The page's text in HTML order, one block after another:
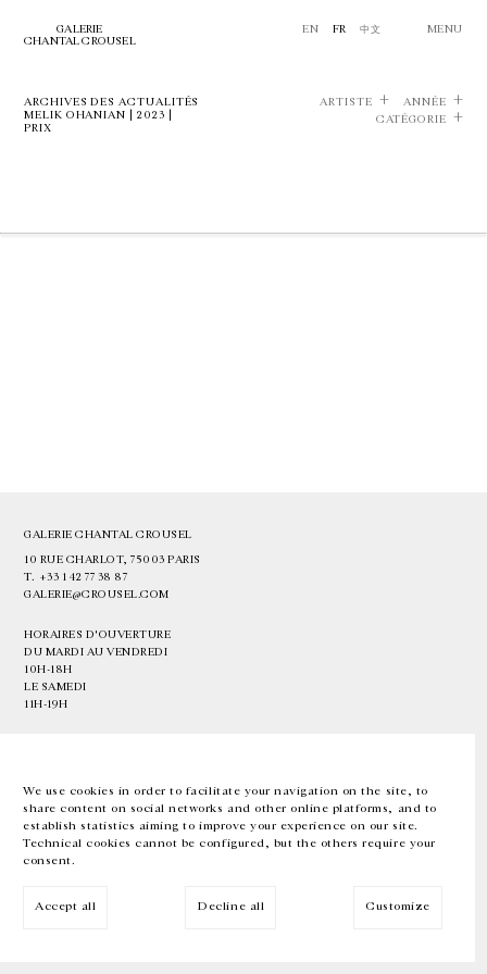
We use cookies in order to facilitate your navigation on the site, to
share content on social networks and other online platforms, and to
establish statistics aiming to improve your experience on our site.
Technical cookies cannot be configured, but the others require your
consent.
Accept all Decline all Customize
GALERIE
CHANTAL CROUSEL
EN FR 中文 MENU
ARCHIVES DES ACTUALITÉS
MELIK OHANIAN | 2023 |
PRIX
ARTISTE
ANNÉE
CATÉGORIE
GALERIE CHANTAL CROUSEL
10 RUE CHARLOT, 75003 PARIS
T. +33 1 42 77 38 87
GALERIE@CROUSEL.COM
HORAIRES D'OUVERTURE
DU MARDI AU VENDREDI
10H-18H
LE SAMEDI
11H-19H
EN FR 中文 Facebook Instagram
Inscrivez-vous à notre newsletter